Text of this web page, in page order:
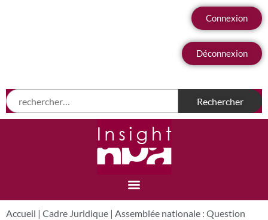
Connexion
Déconnexion
Accueil | Cadre Juridique | Assemblée nationale : Question